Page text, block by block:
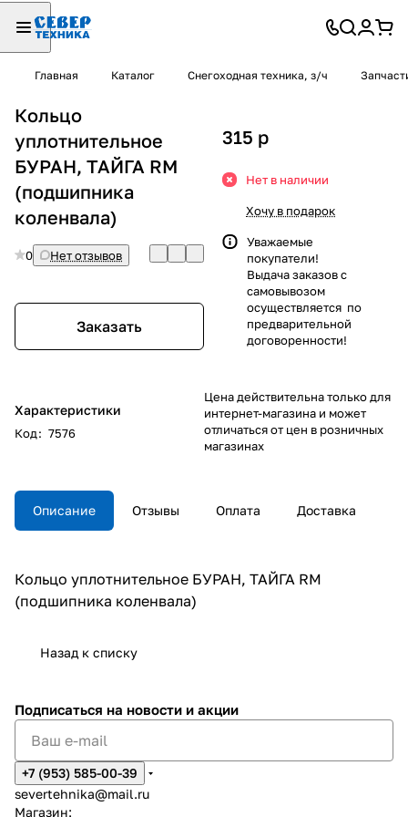
Главная Каталог Снегоходная техника, з/ч
Кольцо
уплотнительное
БУРАН, ТАЙГА RM
(подшипника
коленвала)
0 Нет отзывов
Заказать
Характеристики
Код: 7576
315 p
Нет в наличии
Хочу в подарок
Уважаемые
покупатели!
Выдача заказов с
самовывозом
осуществляется по
предварительной
договоренности!
Цена действительна только для
интернет-магазина и может
отличаться от цен в розничных
магазинах
Описание Отзывы Оплата Доставка
Кольцо уплотнительное БУРАН, ТАЙГА RM
(подшипника коленвала)
Назад к списку
Подписаться на новости и акции
+7 (953) 585-00-39
severtehnika@mail.ru
Магазин: